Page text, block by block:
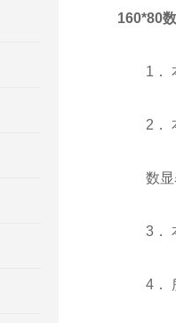
160*80
1． 本
2． 本
数显表
3． 本
4． 所